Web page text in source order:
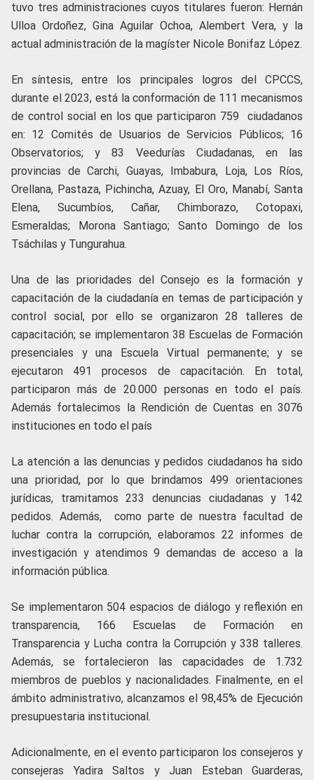
tuvo tres administraciones cuyos titulares fueron: Hernán
Ulloa Ordoñez, Gina Aguilar Ochoa, Alembert Vera, y la
actual administración de la magíster Nicole Bonifaz López.
En síntesis, entre los principales logros del CPCCS,
durante el 2023, está la conformación de 111 mecanismos
de control social en los que participaron 759 ciudadanos
en: 12 Comités de Usuarios de Servicios Públicos; 16
Observatorios; y 83 Veedurías Ciudadanas, en las
provincias de Carchi, Guayas, Imbabura, Loja, Los Ríos,
Orellana, Pastaza, Pichincha, Azuay, El Oro, Manabí, Santa
Elena, Sucumbíos, Cañar, Chimborazo, Cotopaxi,
Esmeraldas; Morona Santiago; Santo Domingo de los
Tsáchilas y Tungurahua.
Una de las prioridades del Consejo es la formación y
capacitación de la ciudadanía en temas de participación y
control social, por ello se organizaron 28 talleres de
capacitación; se implementaron 38 Escuelas de Formación
presenciales y una Escuela Virtual permanente; y se
ejecutaron 491 procesos de capacitación. En total,
participaron más de 20.000 personas en todo el país.
Además fortalecimos la Rendición de Cuentas en 3076
instituciones en todo el país
La atención a las denuncias y pedidos ciudadanos ha sido
una prioridad, por lo que brindamos 499 orientaciones
jurídicas, tramitamos 233 denuncias ciudadanas y 142
pedidos. Además, como parte de nuestra facultad de
luchar contra la corrupción, elaboramos 22 informes de
investigación y atendimos 9 demandas de acceso a la
información pública.
Se implementaron 504 espacios de diálogo y reflexión en
transparencia, 166 Escuelas de Formación en
Transparencia y Lucha contra la Corrupción y 338 talleres.
Además, se fortalecieron las capacidades de 1.732
miembros de pueblos y nacionalidades. Finalmente, en el
ámbito administrativo, alcanzamos el 98,45% de Ejecución
presupuestaria institucional.
Adicionalmente, en el evento participaron los consejeros y
consejeras Yadira Saltos y Juan Esteban Guarderas,